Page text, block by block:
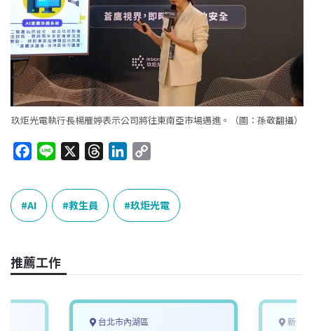
玖炬光電執行長楊雁婷表示公司將往東南亞市場邁進。（圖：孫敬翻攝）
c
e
b
o
k
n
e
n
k
e
n
p
y
L
k
AI 救生員 玖炬光電
推薦工作
台北市內湖區 新竹